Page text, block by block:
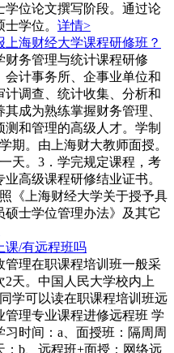
学位论文撰写阶段。通过论
学位。 详情>
海财经大学课程研修班？
财务管理与统计课程研修
计事务所、企事业单位和
调查、统计收集、分析和
成为熟练掌握财务管理、
和管理的高级人才。学制
期。由上海财大教师面授。
天。3．学完规定课程，考
高级课程研修结业证书。
《上海财经大学关于授予具
士学位管理办法》及其它
课/有远程班吗
管理在职课程培训班一般采
天。中国人民大学校内上
学可以读在职课程培训班远
理专业课程进修远程班 学
时间：a、面授班：隔周周
b、远程班+面授：网络远